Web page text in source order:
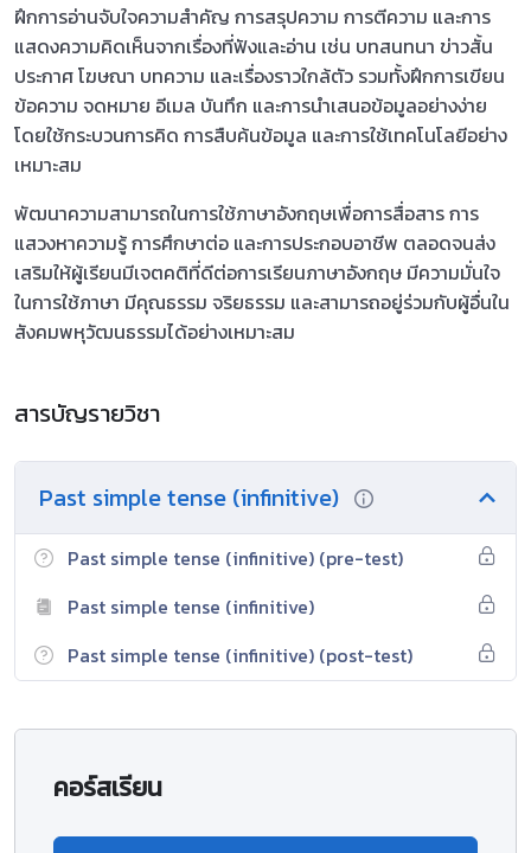
ฝึกการอ่านจับใจความสำคัญ การสรุปความ การตีความ และการ
แสดงความคิดเห็นจากเรื่องที่ฟังและอ่าน เช่น บทสนทนา ข่าวสั้น
ประกาศ โฆษณา บทความ และเรื่องราวใกล้ตัว รวมทั้งฝึกการเขียน
ข้อความ จดหมาย อีเมล บันทึก และการนำเสนอข้อมูลอย่างง่าย
โดยใช้กระบวนการคิด การสืบค้นข้อมูล และการใช้เทคโนโลยีอย่าง
เหมาะสม
พัฒนาความสามารถในการใช้ภาษาอังกฤษเพื่อการสื่อสาร การ
แสวงหาความรู้ การศึกษาต่อ และการประกอบอาชีพ ตลอดจนส่ง
เสริมให้ผู้เรียนมีเจตคติที่ดีต่อการเรียนภาษาอังกฤษ มีความมั่นใจ
ในการใช้ภาษา มีคุณธรรม จริยธรรม และสามารถอยู่ร่วมกับผู้อื่นใน
สังคมพหุวัฒนธรรมได้อย่างเหมาะสม
สารบัญรายวิชา
Past simple tense (infinitive)
Past simple tense (infinitive) (pre-test)
Past simple tense (infinitive)
Past simple tense (infinitive) (post-test)
คอร์สเรียน